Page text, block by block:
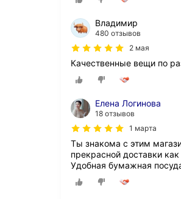
Владимир
480 отзывов
2 мая
Качественные вещи по
Елена Логинова
18 отзывов
1 марта
Ты знакома с этим
прекрасной доставки как
Удобная бумажная